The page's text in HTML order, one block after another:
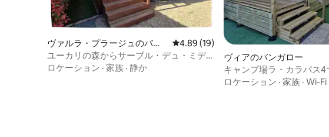
ヴァルラ・プラージュのバン
ガロー
レビュー19件、5つ星中4.89つ星の平
4.89 (19)
ユーカリの森からサーブル・デュ・ミデ
ィへの小旅行
ロケーション · 家族 · 静か
ヴィアのバンガロー
キャンプ場ラ・カラバス
ドのモービルホーム
ロケーション · 家族 · Wi-Fi